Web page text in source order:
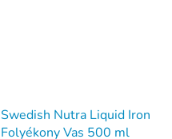
Swedish Nutra Liquid Iron
Folyékony Vas 500 ml